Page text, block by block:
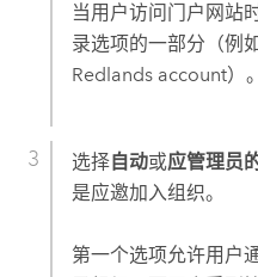
当用户访问门户网站
录选项的一部分（例
Redlands account）。
选择自动或应管理员
是应邀加入组织。
第一个选项允许用户